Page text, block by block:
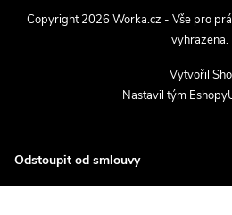
Vytvořil
Nastavil tým
Copyright 2026Worka.cz - Vše pro
vyhrazena.
Odstoupit od smlouvy